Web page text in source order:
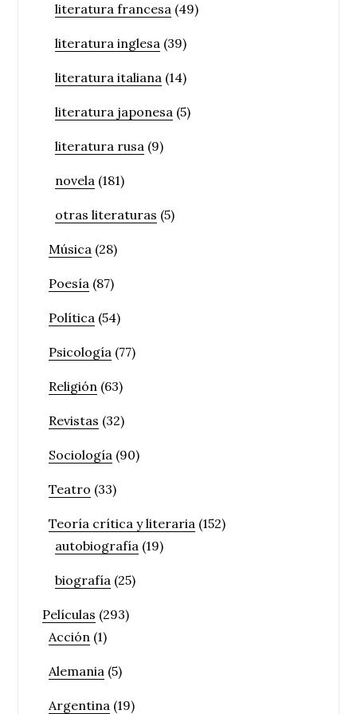
literatura francesa (49)
literatura inglesa (39)
literatura italiana (14)
literatura japonesa (5)
literatura rusa (9)
novela (181)
otras literaturas (5)
Música (28)
Poesía (87)
Política (54)
Psicología (77)
Religión (63)
Revistas (32)
Sociología (90)
Teatro (33)
Teoría crítica y literaria (152)
autobiografía (19)
biografía (25)
Películas (293)
Acción (1)
Alemania (5)
Argentina (19)